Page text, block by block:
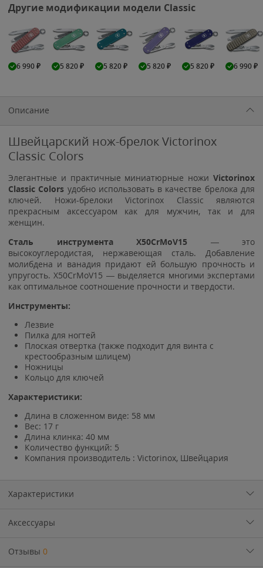
Другие модификации модели Classic
6 990₽ 5 820₽ 5 820₽ 5 820₽ 5 820₽ 6 990₽
Описание
Швейцарский нож-брелок Victorinox
Classic Colors
Элегантные и практичные миниатюрные ножи Victorinox
Classic Colors удобно использовать в качестве брелока для
ключей. Ножи-брелоки Victorinox Classic являются
прекрасным аксессуаром как для мужчин, так и для
женщин.
Сталь инструмента X50CrMoV15 — это
высокоуглеродистая, нержавеющая сталь. Добавление
молибдена и ванадия придают ей большую прочность и
упругость. X50CrMoV15 — выделяется многими экспертами
как оптимальное соотношение прочности и твердости.
Инструменты:
Лезвие
Пилка для ногтей
Плоская отвертка (также подходит для винта с
крестообразным шлицем)
Ножницы
Кольцо для ключей
Характеристики:
Длина в сложенном виде: 58 мм
Вес: 17 г
Длина клинка: 40 мм
Количество функций: 5
Компания производитель : Victorinox, Швейцария
Характеристики
Аксессуары
Отзывы 0